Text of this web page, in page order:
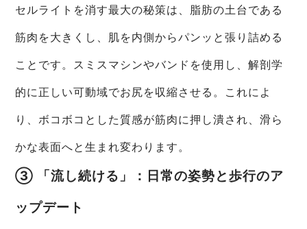
セルライトを消す最大の秘策は、脂肪の土台である
筋肉を大きくし、肌を内側からパンッと張り詰める
ことです。スミスマシンやバンドを使用し、解剖学
的に正しい可動域でお尻を収縮させる。これによ
り、ボコボコとした質感が筋肉に押し潰され、滑ら
かな表面へと生まれ変わります。
③ 「流し続ける」：日常の姿勢と歩行のア
ップデート